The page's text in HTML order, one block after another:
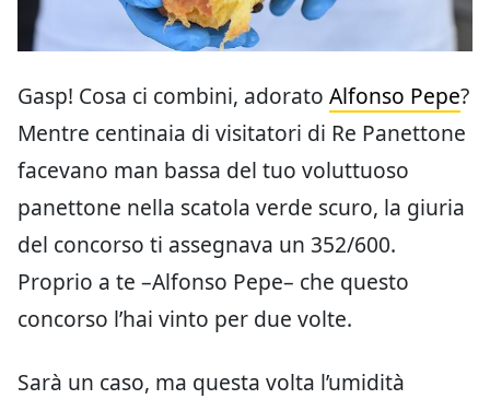
Gasp! Cosa ci combini, adorato Alfonso Pepe?
Mentre centinaia di visitatori di Re Panettone
facevano man bassa del tuo voluttuoso
panettone nella scatola verde scuro, la giuria
del concorso ti assegnava un 352/600.
Proprio a te –Alfonso Pepe– che questo
concorso l’hai vinto per due volte.
Sarà un caso, ma questa volta l’umidità